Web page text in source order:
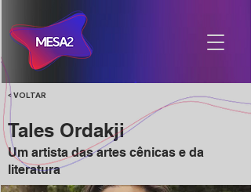
< VOLTAR
Tales Ordakji
Um artista das artes cênicas e da
literatura